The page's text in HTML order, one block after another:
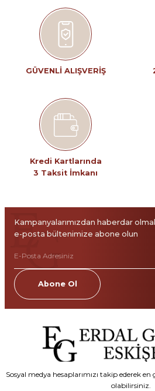
Ürün resmi kalitesiz, bozuk veya
Ürün açıklamasında eksik bilgiler
Ürün bilgilerinde hatalar bulunuyor.
Ürün fiyatı diğer sitelerden daha pahalı.
Bu ürüne benzer farklı alternatifler
GÜVENLİ ALIŞVERİŞ
Kredi Kartlarında
3 Taksit İmkanı
Kampanyalarımızdan haberdar
e-posta bültenimize abone olun
Abone Ol
Sosyal medya hesaplarımızı takip ederek
olabilirsiniz.